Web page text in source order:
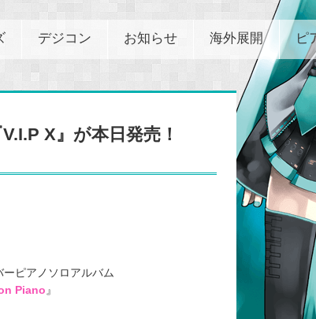
デジコン お知らせ 海外展開 ピ
X』が本日発売！
ピアノソロアルバム
Piano 』